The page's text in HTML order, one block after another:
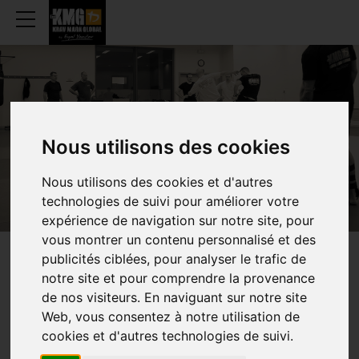
Nous utilisons des cookies
Nous utilisons des cookies et d'autres
technologies de suivi pour améliorer votre
expérience de navigation sur notre site, pour
vous montrer un contenu personnalisé et des
publicités ciblées, pour analyser le trafic de
notre site et pour comprendre la provenance
de nos visiteurs. En naviguant sur notre site
Web, vous consentez à notre utilisation de
cookies et d'autres technologies de suivi.
SCHOTEN
WEEKLYSCHEDULE